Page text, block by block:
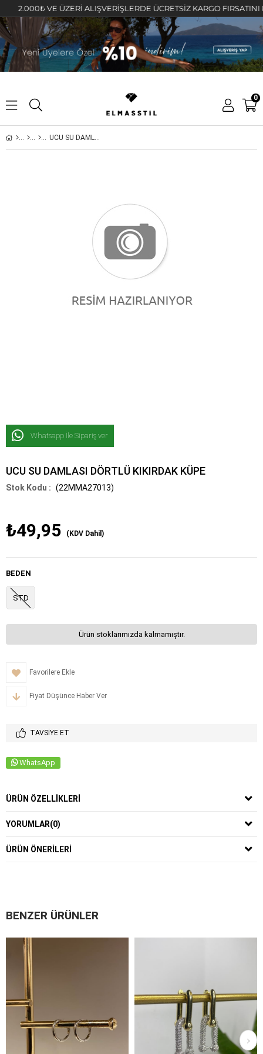
VE ÜZERİ ALIŞVERİŞLERDE ÜCRETSİZ KARGO FIRSATINI
0
UCU SU DAMLASI DÖRTLÜ KIKIRDAK KÜPE
Whatsapp İle Sipariş ver
UCU SU DAMLASI DÖRTLÜ KIKIRDAK KÜPE
(22MMA27013)
₺49,95 (KDV Dahil)
BEDEN
STD
Ürün stoklarımızda kalmamıştır.
Favorilere Ekle
Fiyat Düşünce Haber Ver
TAVSIYE ET
WhatsApp
ÜRÜN ÖZELLIKLERI
YORUMLAR(0)
ÜRÜN ÖNERILERI
BENZER ÜRÜNLER